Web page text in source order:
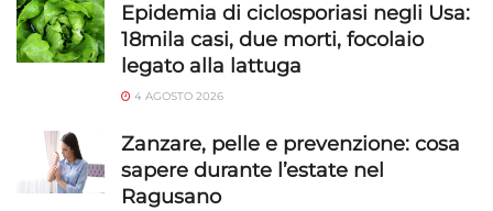
Epidemia di ciclosporiasi negli Usa:
18mila casi, due morti, focolaio
legato alla lattuga
4 AGOSTO 2026
Zanzare, pelle e prevenzione: cosa
sapere durante l’estate nel
Ragusano